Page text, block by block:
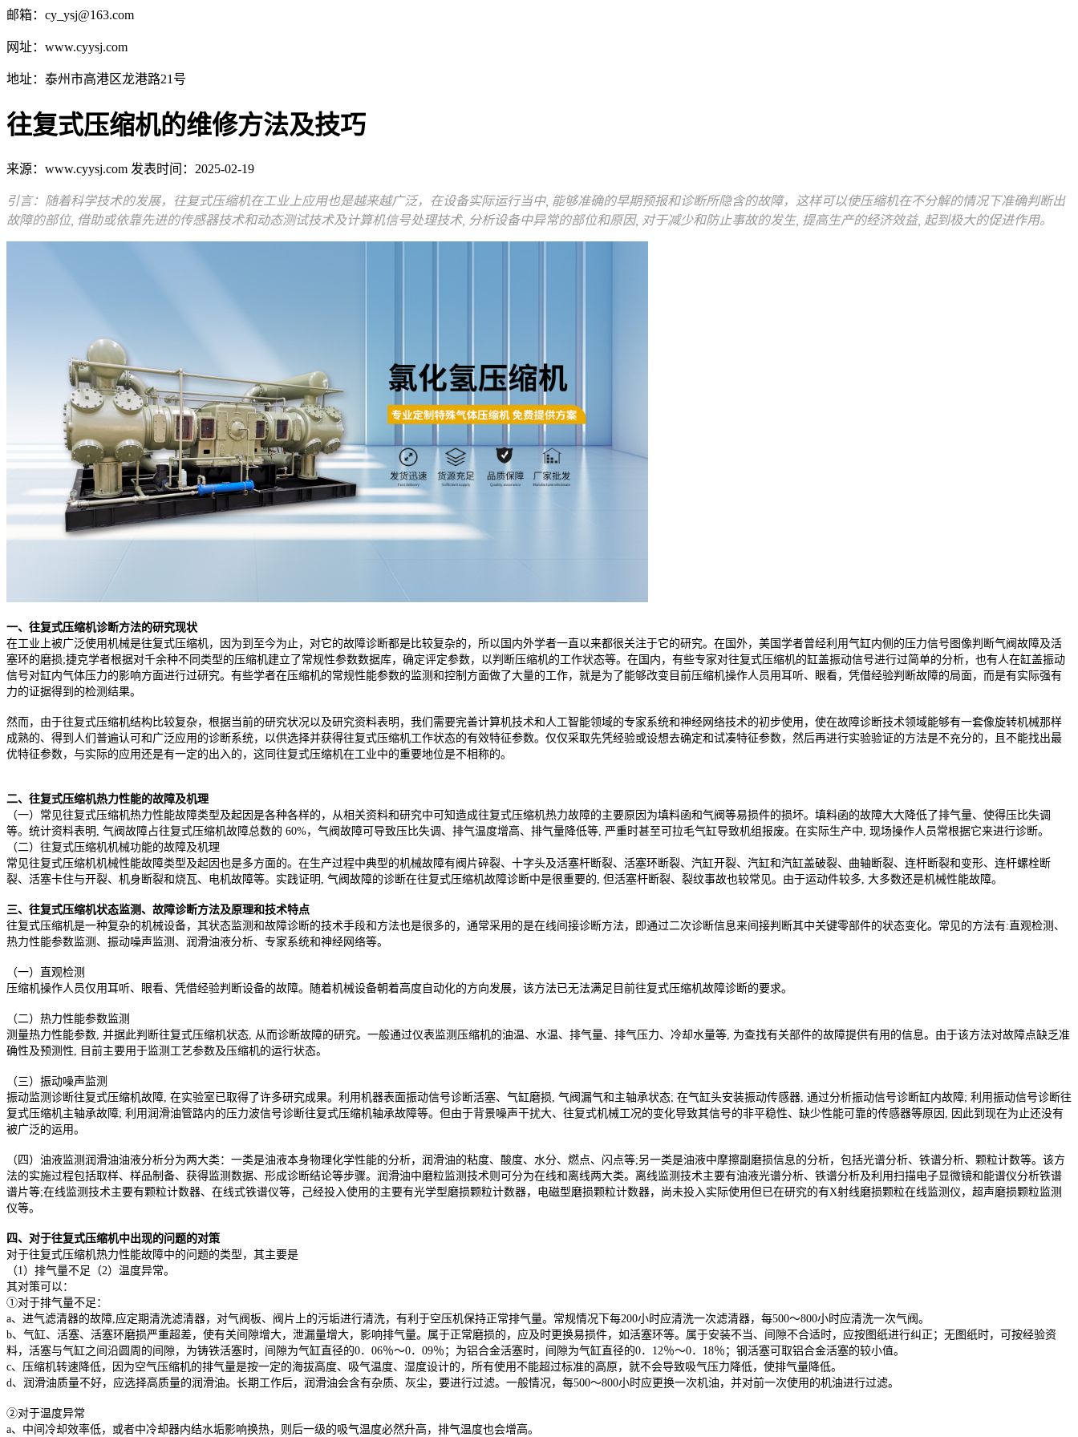
邮箱：cy_ysj@163.com
网址：www.cyysj.com
地址：泰州市高港区龙港路21号
往复式压缩机的维修方法及技巧
来源：www.cyysj.com 发表时间：2025-02-19
引言：随着科学技术的发展，往复式压缩机在工业上应用也是越来越广泛，在设备实际运行当中, 能够准确的早期预报和诊断所隐含的故障，这样可以使压缩机在不分解的情况下准确判断出
故障的部位, 借助或依靠先进的传感器技术和动态测试技术及计算机信号处理技术, 分析设备中异常的部位和原因, 对于减少和防止事故的发生, 提高生产的经济效益, 起到极大的促进作用。
一、往复式压缩机诊断方法的研究现状
在工业上被广泛使用机械是往复式压缩机，因为到至今为止，对它的故障诊断都是比较复杂的，所以国内外学者一直以来都很关注于它的研究。在国外，美国学者曾经利用气缸内侧的压力信号图像判断气阀故障及活
塞环的磨损;捷克学者根据对千余种不同类型的压缩机建立了常规性参数数据库，确定评定参数，以判断压缩机的工作状态等。在国内，有些专家对往复式压缩机的缸盖振动信号进行过简单的分析，也有人在缸盖振动
信号对缸内气体压力的影响方面进行过研究。有些学者在压缩机的常规性能参数的监测和控制方面做了大量的工作，就是为了能够改变目前压缩机操作人员用耳听、眼看，凭借经验判断故障的局面，而是有实际强有
力的证据得到的检测结果。
然而，由于往复式压缩机结构比较复杂，根据当前的研究状况以及研究资料表明，我们需要完善计算机技术和人工智能领域的专家系统和神经网络技术的初步使用，使在故障诊断技术领域能够有一套像旋转机械那样
成熟的、得到人们普遍认可和广泛应用的诊断系统，以供选择并获得往复式压缩机工作状态的有效特征参数。仅仅采取先凭经验或设想去确定和试凑特征参数，然后再进行实验验证的方法是不充分的，且不能找出最
优特征参数，与实际的应用还是有一定的出入的，这同往复式压缩机在工业中的重要地位是不相称的。
二、往复式压缩机热力性能的故障及机理
（一）常见往复式压缩机热力性能故障类型及起因是各种各样的，从相关资料和研究中可知造成往复式压缩机热力故障的主要原因为填料函和气阀等易损件的损坏。填料函的故障大大降低了排气量、使得压比失调
等。统计资料表明, 气阀故障占往复式压缩机故障总数的 60%，气阀故障可导致压比失调、排气温度增高、排气量降低等, 严重时甚至可拉毛气缸导致机组报废。在实际生产中, 现场操作人员常根据它来进行诊断。
（二）往复式压缩机机械功能的故障及机理
常见往复式压缩机机械性能故障类型及起因也是多方面的。在生产过程中典型的机械故障有阀片碎裂、十字头及活塞杆断裂、活塞环断裂、汽缸开裂、汽缸和汽缸盖破裂、曲轴断裂、连杆断裂和变形、连杆螺栓断
裂、活塞卡住与开裂、机身断裂和烧瓦、电机故障等。实践证明, 气阀故障的诊断在往复式压缩机故障诊断中是很重要的, 但活塞杆断裂、裂纹事故也较常见。由于运动件较多, 大多数还是机械性能故障。
三、往复式压缩机状态监测、故障诊断方法及原理和技术特点
往复式压缩机是一种复杂的机械设备，其状态监测和故障诊断的技术手段和方法也是很多的，通常采用的是在线间接诊断方法，即通过二次诊断信息来间接判断其中关键零部件的状态变化。常见的方法有:直观检测、
热力性能参数监测、振动噪声监测、润滑油液分析、专家系统和神经网络等。
（一）直观检测
压缩机操作人员仅用耳听、眼看、凭借经验判断设备的故障。随着机械设备朝着高度自动化的方向发展，该方法已无法满足目前往复式压缩机故障诊断的要求。
（二）热力性能参数监测
测量热力性能参数, 并据此判断往复式压缩机状态, 从而诊断故障的研究。一般通过仪表监测压缩机的油温、水温、排气量、排气压力、冷却水量等, 为查找有关部件的故障提供有用的信息。由于该方法对故障点缺乏准
确性及预测性, 目前主要用于监测工艺参数及压缩机的运行状态。
（三）振动噪声监测
振动监测诊断往复式压缩机故障, 在实验室已取得了许多研究成果。利用机器表面振动信号诊断活塞、气缸磨损, 气阀漏气和主轴承状态; 在气缸头安装振动传感器, 通过分析振动信号诊断缸内故障; 利用振动信号诊断往
复式压缩机主轴承故障; 利用润滑油管路内的压力波信号诊断往复式压缩机轴承故障等。但由于背景噪声干扰大、往复式机械工况的变化导致其信号的非平稳性、缺少性能可靠的传感器等原因, 因此到现在为止还没有
被广泛的运用。
（四）油液监测润滑油油液分析分为两大类：一类是油液本身物理化学性能的分析，润滑油的粘度、酸度、水分、燃点、闪点等;另一类是油液中摩擦副磨损信息的分析，包括光谱分析、铁谱分析、颗粒计数等。该方
法的实施过程包括取样、样品制备、获得监测数据、形成诊断结论等步骤。润滑油中磨粒监测技术则可分为在线和离线两大类。离线监测技术主要有油液光谱分析、铁谱分析及利用扫描电子显微镜和能谱仪分析铁谱
谱片等;在线监测技术主要有颗粒计数器、在线式铁谱仪等，己经投入使用的主要有光学型磨损颗粒计数器，电磁型磨损颗粒计数器，尚未投入实际使用但已在研究的有X射线磨损颗粒在线监测仪，超声磨损颗粒监测
仪等。
四、对于往复式压缩机中出现的问题的对策
对于往复式压缩机热力性能故障中的问题的类型，其主要是
（1）排气量不足（2）温度异常。
其对策可以：
①对于排气量不足：
a、进气滤清器的故障,应定期清洗滤清器，对气阀板、阀片上的污垢进行清洗，有利于空压机保持正常排气量。常规情况下每200小时应清洗一次滤清器，每500～800小时应清洗一次气阀。
b、气缸、活塞、活塞环磨损严重超差，使有关间隙增大，泄漏量增大，影响排气量。属于正常磨损的，应及时更换易损件，如活塞环等。属于安装不当、间隙不合适时，应按图纸进行纠正；无图纸时，可按经验资
料，活塞与气缸之间沿圆周的间隙，为铸铁活塞时，间隙为气缸直径的0．06％～0．09％；为铝合金活塞时，间隙为气缸直径的0．12％～0．18％；钢活塞可取铝合金活塞的较小值。
c、压缩机转速降低，因为空气压缩机的排气量是按一定的海拔高度、吸气温度、湿度设计的，所有使用不能超过标准的高原，就不会导致吸气压力降低，使排气量降低。
d、润滑油质量不好，应选择高质量的润滑油。长期工作后，润滑油会含有杂质、灰尘，要进行过滤。一般情况，每500～800小时应更换一次机油，并对前一次使用的机油进行过滤。
②对于温度异常
a、中间冷却效率低，或者中冷却器内结水垢影响换热，则后一级的吸气温度必然升高，排气温度也会增高。